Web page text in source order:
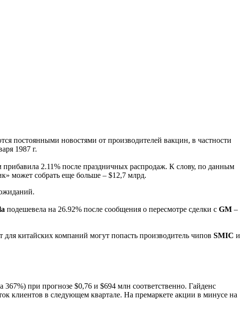
постоянными новостями от производителей вакцин, в частности
1987 г.
прибавила 2.11% после праздничных распродаж. К слову, по данным
может собрать еще больше – $12,7 млрд.
подешевела на 26.92% после сообщения о пересмотре сделки с GM –
китайских компаний могут попасть производитель чипов SMIC и
при прогнозе $0,76 и $694 млн соответственно. Гайденс
клиентов в следующем квартале. На премаркете акции в минусе на